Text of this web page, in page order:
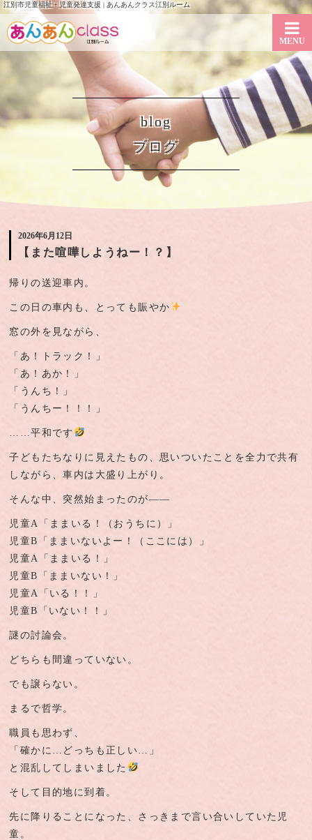
江別市児童福祉・児童発達支援 | あんあんクラス江別ルーム
blog
ブログ
MENU
2026年6月12日
【また喧嘩しようねー！？】
帰りの送迎車内。
この日の車内も、とっても賑やか
窓の外を見ながら、
「あ！トラック！」
「あ！あか！」
「うんち！」
「うんちー！！！」
……平和です
子どもたちなりに見えたもの、思いついたことを全力で共有
しながら、車内は大盛り上がり。
そんな中、突然始まったのが――
児童A「ままいる！（おうちに）」
児童B「ままいないよー！（ここには）」
児童A「ままいる！」
児童B「ままいない！」
児童A「いる！！」
児童B「いない！！」
謎の討論会。
どちらも間違っていない。
でも譲らない。
まるで哲学。
職員も思わず、
「確かに…どっちも正しい…」
と混乱してしまいました
そして目的地に到着。
先に降りることになった、さっきまで言い合いしていた児
童。